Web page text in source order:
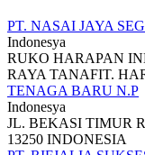
PT. NASAI JAYA
Indonesya
RUKO HARAPAN
RAYA TANAFIT.
TENAGA BARU N.P
Indonesya
JL. BEKASI TIMUR
13250 INDONESIA